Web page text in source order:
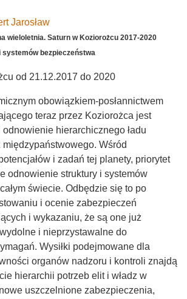
Jarosław
wieloletnia. Saturn w Koziorożcu 2017-2020
bezpieczeństwa
od 21.12.2017 do 2020
obowiązkiem-posłannictwem
teraz przez Koziorożca jest
hierarchicznego ładu
międzypaństwowego. Wśród
i zadań tej planety, priorytet
odnowienie struktury i systemów
świecie. Odbędzie się to po
i ocenie zabezpieczeń
i wykazaniu, że są one już
i nieprzystawalne do
Wysiłki podejmowane dla
organów nadzoru i kontroli znajdą
hierarchii potrzeb elit i władz w
uszczelnione zabezpieczenia,